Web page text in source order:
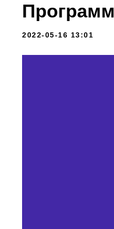
2022-05-16 13:01